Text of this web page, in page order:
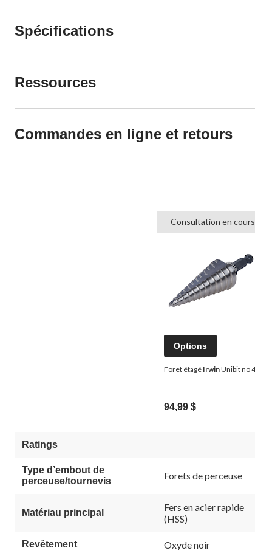
Spécifications
Ressources
Commandes en ligne et retours
Consultation en cours
Options
Foret étagé IrwinUnibit no 4
94,99 $
Ratings
Type d’embout de
perceuse/tournevis
Forets de perceuse
Matériau principal
Fers en acier rapide
(HSS)
Revêtement Oxyde noir